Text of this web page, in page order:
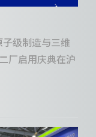
级制造与三维
厂启用庆典在沪